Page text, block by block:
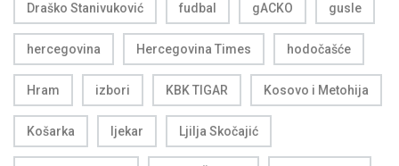
Draško Stanivuković fudbal gACKO gusle
hercegovina Hercegovina Times hodočašće
Hram izbori KBK TIGAR Kosovo i Metohija
Košarka ljekar Ljilja Skočajić